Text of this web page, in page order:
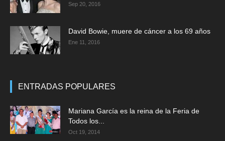
Sep 20, 2016
David Bowie, muere de cáncer a los 69 años
Ene 11, 2016
ENTRADAS POPULARES
Mariana García es la reina de la Feria de
Todos los...
Oct 19, 2014